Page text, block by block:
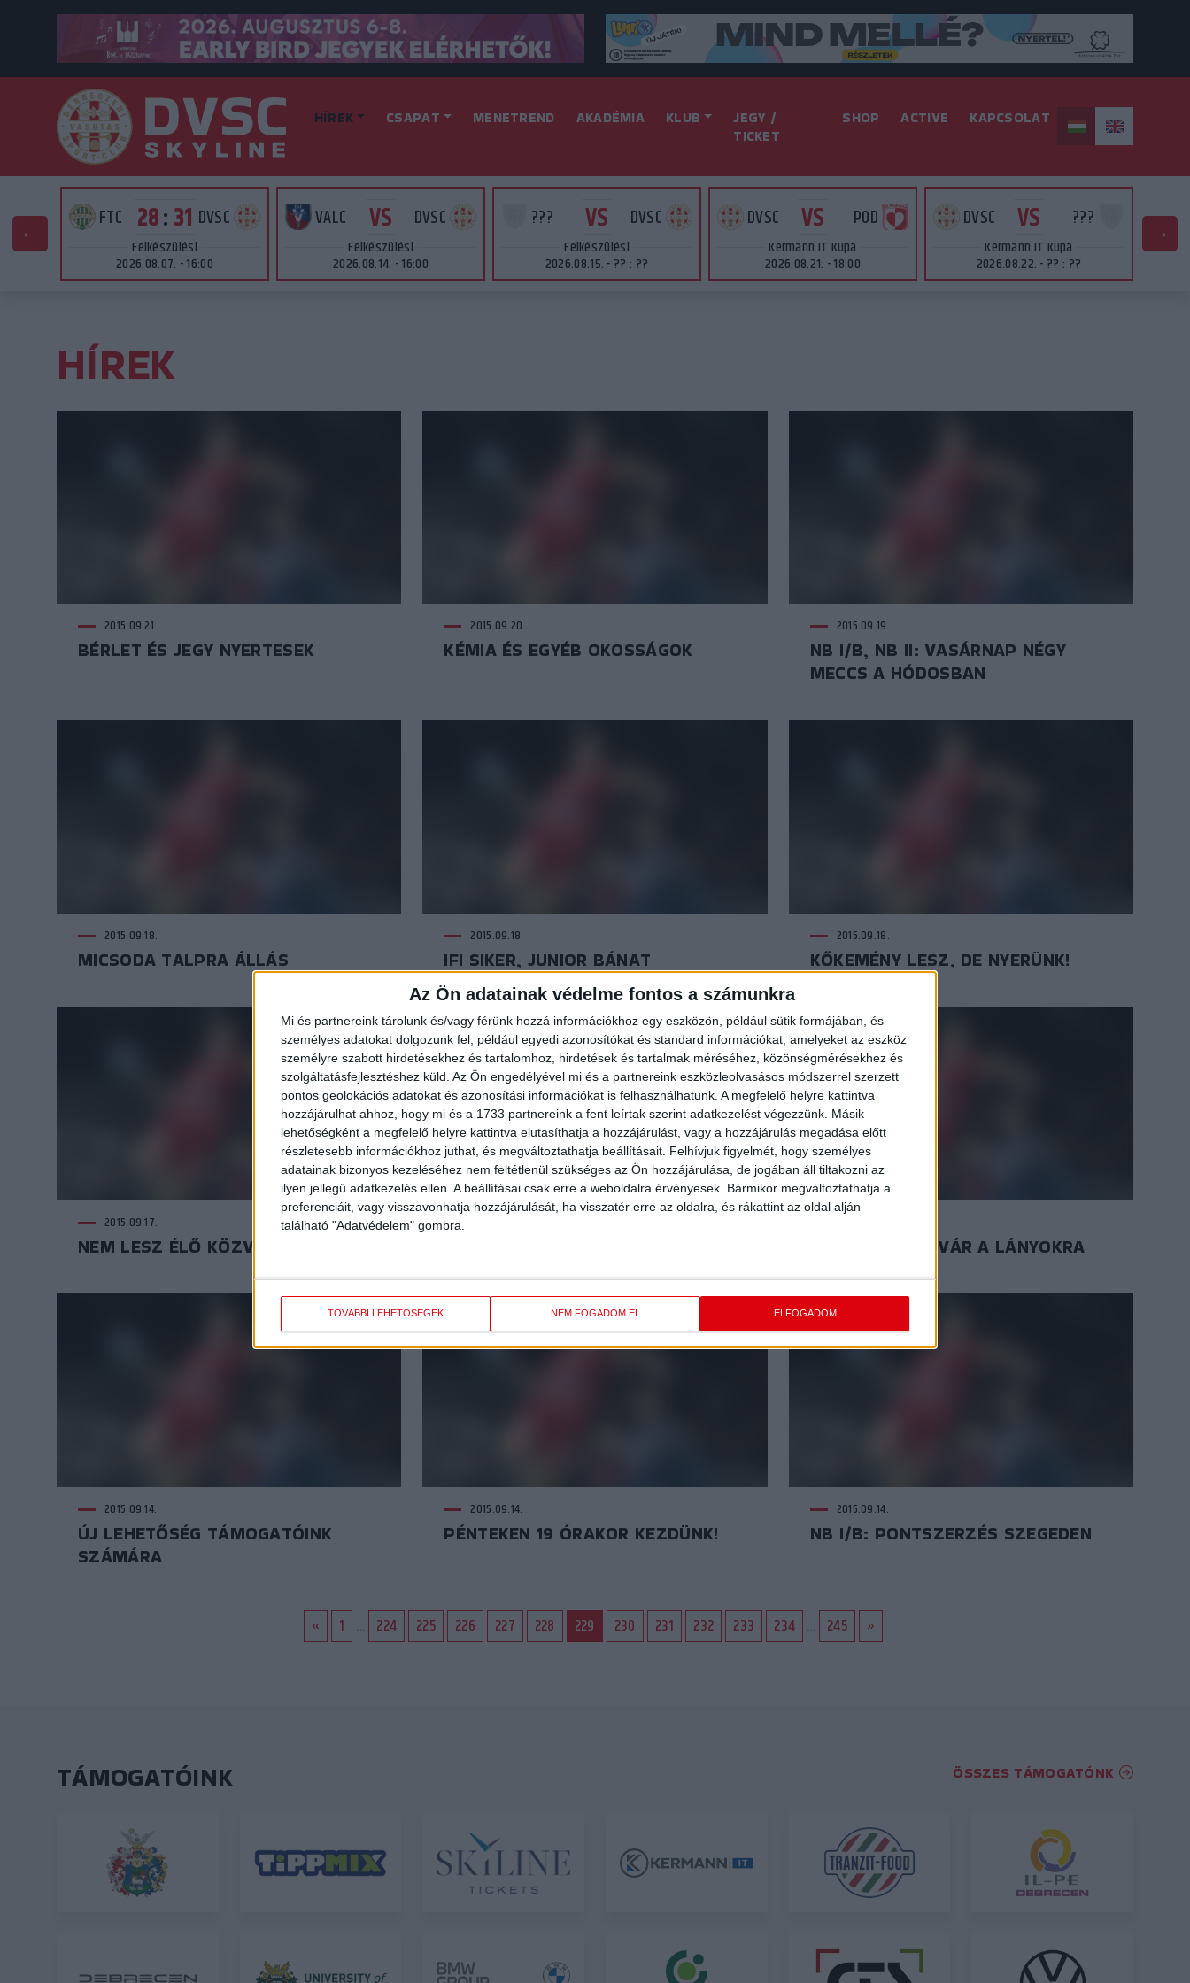
Az Ön adatainak védelme fontos a számunkra
Mi és partnereink tárolunk és/vagy férünk hozzá információkhoz egy eszközön, például sütik formájában, és
személyes adatokat dolgozunk fel, például egyedi azonosítókat és standard információkat, amelyeket az eszköz
személyre szabott hirdetésekhez és tartalomhoz, hirdetések és tartalmak méréséhez, közönségmérésekhez és
szolgáltatásfejlesztéshez küld. Az Ön engedélyével mi és a partnereink eszközleolvasásos módszerrel szerzett
pontos geolokációs adatokat és azonosítási információkat is felhasználhatunk. A megfelelő helyre kattintva
hozzájárulhat ahhoz, hogy mi és a 1733 partnereink a fent leírtak szerint adatkezelést végezzünk. Másik
lehetőségként a megfelelő helyre kattintva elutasíthatja a hozzájárulást, vagy a hozzájárulás megadása előtt
részletesebb információkhoz juthat, és megváltoztathatja beállításait. Felhívjuk figyelmét, hogy személyes
adatainak bizonyos kezeléséhez nem feltétlenül szükséges az Ön hozzájárulása, de jogában áll tiltakozni az
ilyen jellegű adatkezelés ellen. A beállításai csak erre a weboldalra érvényesek. Bármikor megváltoztathatja a
preferenciáit, vagy visszavonhatja hozzájárulását, ha visszatér erre az oldalra, és rákattint az oldal alján
található "Adatvédelem" gombra.
TOVÁBBI LEHETŐSÉGEK NEM FOGADOM EL ELFOGADOM
HÍREK CSAPAT MENETREND AKADÉMIA KLUB
JEGY /
TICKET
SHOP ACTIVE KAPCSOLAT
FTC 28:31 DVSC
Felkészülési
2026.08.07. - 16:00
VALC VS DVSC
Felkészülési
2026.08.14. - 16:00
??? VS DVSC
Felkészülési
2026.08.15. - ?? : ??
DVSC VS POD
Kermann IT Kupa
2026.08.21. - 18:00
DVSC VS ???
Kermann IT Kupa
2026.08.22. - ?? : ??
HÍREK
2015.09.21.
BÉRLET ÉS JEGY NYERTESEK
2015.09.20.
KÉMIA ÉS EGYÉB OKOSSÁGOK
2015.09.19.
NB I/B, NB II: VASÁRNAP NÉGY
MECCS A HÓDOSBAN
2015.09.18.
MICSODA TALPRA ÁLLÁS
2015.09.18.
IFI SIKER, JUNIOR BÁNAT
2015.09.18.
KŐKEMÉNY LESZ, DE NYERÜNK!
2015.09.17.
NEM LESZ ÉLŐ KÖZVETÍTÉS!!! MELÓS MECCS VÁR A LÁNYOKRA
2015.09.14.
ÚJ LEHETŐSÉG TÁMOGATÓINK
SZÁMÁRA
2015.09.14.
PÉNTEKEN 19 ÓRAKOR KEZDÜNK!
2015.09.14.
NB I/B: PONTSZERZÉS SZEGEDEN
« 1 224 225 226 227 228 229 230 231 232 233 234 245 »
TÁMOGATÓINK ÖSSZES TÁMOGATÓNK